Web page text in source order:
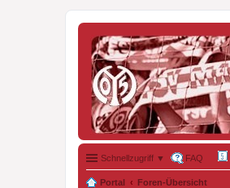
Schnellzugriff ▼ FAQ
Portal Foren-Übersicht